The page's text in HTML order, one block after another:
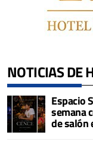
NOTICIAS DE
Espacio
semana
de salón